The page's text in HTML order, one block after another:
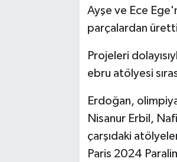
Ayşe ve Ece
parçalardan
Projeleri
ebru atölyesi
Erdoğan,
Nisanur Erbil,
çarşıdaki
Paris 2024